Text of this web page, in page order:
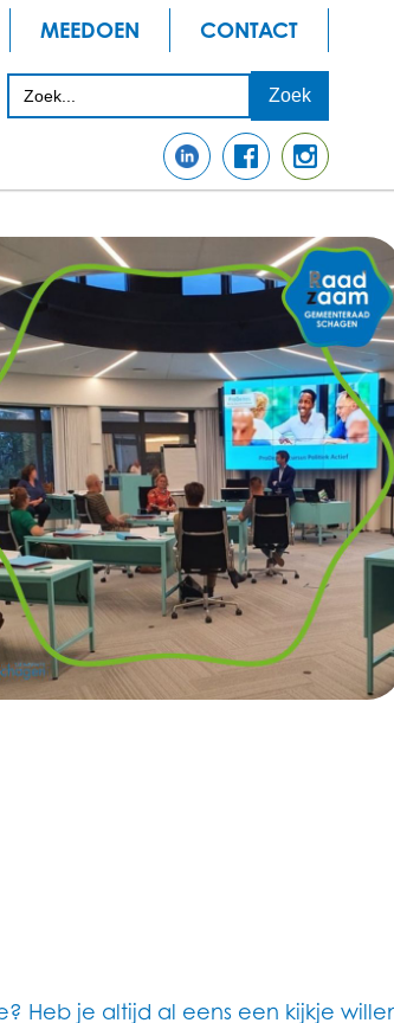
MEEDOEN CONTACT
Heb je altijd al eens een kijkje